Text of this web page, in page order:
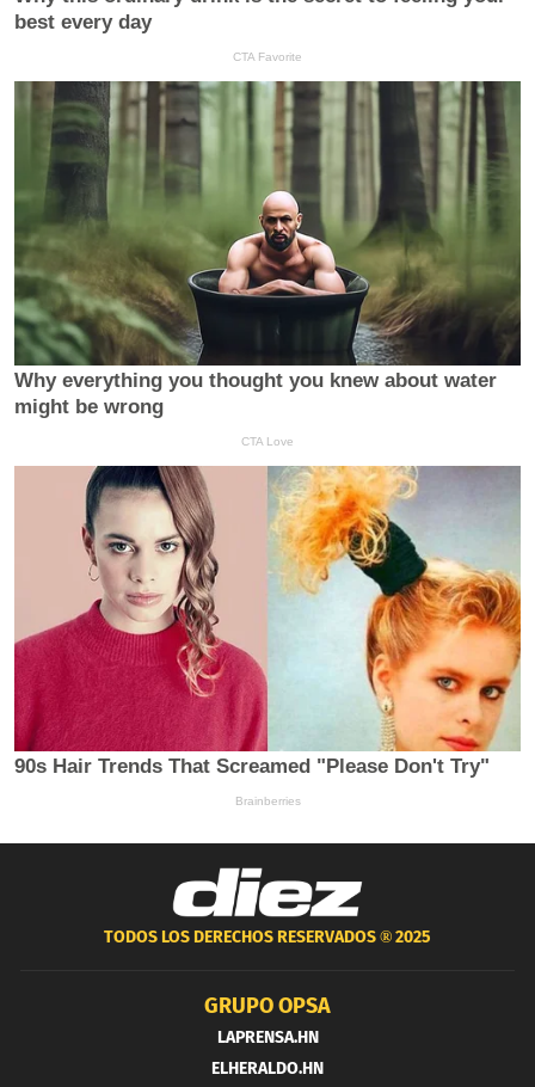
TODOS LOS DERECHOS RESERVADOS ®2025
GRUPO OPSA
LAPRENSA.HN
ELHERALDO.HN